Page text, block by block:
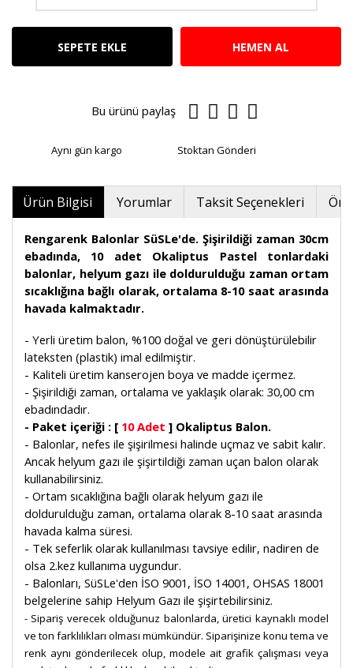
SEPETE EKLE HEMEN AL
Bu ürünü paylaş
Aynı gün kargo Stoktan Gönderi
Ürün Bilgisi Yorumlar Taksit Seçenekleri
Rengarenk Balonlar SüSLe'de. Şişirildiği zaman 30cm
ebadında, 10 adet Okaliptus Pastel tonlardaki
balonlar, helyum gazı ile doldurulduğu zaman ortam
sıcaklığına bağlı olarak, ortalama 8-10 saat arasında
havada kalmaktadır.
- Yerli üretim balon, %100 doğal ve geri dönüştürülebilir
lateksten (plastik) imal edilmiştir.
- Kaliteli üretim kanserojen boya ve madde içermez.
- Şişirildiği zaman, ortalama ve yaklaşık olarak: 30,00 cm
ebadındadır.
- Paket içeriği : [ 10 Adet ] Okaliptus Balon.
- Balonlar, nefes ile şişirilmesi halinde uçmaz ve sabit kalır.
Ancak helyum gazı ile şişirtildiği zaman uçan balon olarak
kullanabilirsiniz.
- Ortam sıcaklığına bağlı olarak helyum gazı ile
doldurulduğu zaman, ortalama olarak 8-10 saat arasında
havada kalma süresi.
- Tek seferlik olarak kullanılması tavsiye edilir, nadiren de
olsa 2.kez kullanıma uygundur.
- Balonları, SüSLe'den İSO 9001, İSO 14001, OHSAS 18001
belgelerine sahip Helyum Gazı ile şişirtebilirsiniz.
- Sipariş verecek olduğunuz balonlarda, üretici kaynaklı model
ve ton farklılıkları olması mümkündür. Siparişinize konu tema ve
renk aynı gönderilecek olup, modele ait grafik çalışması veya